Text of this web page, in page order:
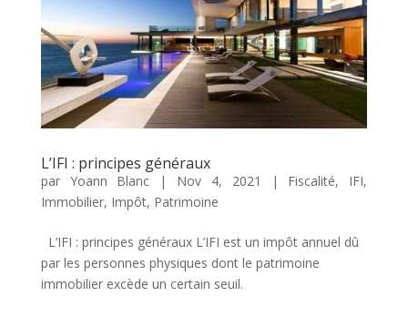
L’IFI : principes généraux
par Yoann Blanc | Nov 4, 2021 | Fiscalité, IFI,
Immobilier, Impôt, Patrimoine
L’IFI : principes généraux L’IFI est un impôt annuel dû
par les personnes physiques dont le patrimoine
immobilier excède un certain seuil.